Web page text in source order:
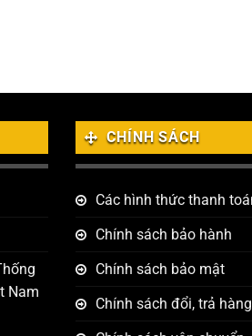
Nam
CHÍNH SÁCH
Các hình thức thanh
Chính sách bảo hành
Chính sách bảo mật
Chính sách đổi, trả hàng